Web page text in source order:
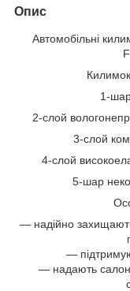
Опис
Автомобільні
1-шар
2-слой
3-слой
4-слой
5-шар
— надійно
—
— надають